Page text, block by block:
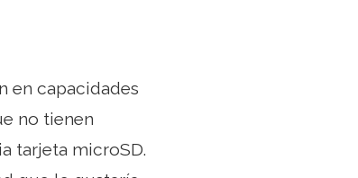
en capacidades
no tienen
tarjeta microSD.